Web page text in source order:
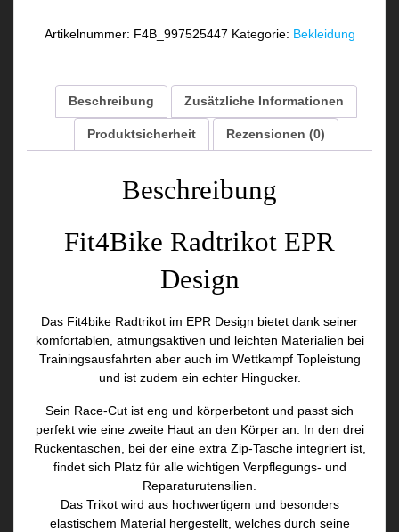
Artikelnummer: F4B_997525447 Kategorie: Bekleidung
Beschreibung Zusätzliche Informationen
Produktsicherheit Rezensionen (0)
Beschreibung
Fit4Bike Radtrikot EPR
Design
Das Fit4bike Radtrikot im EPR Design bietet dank seiner
komfortablen, atmungsaktiven und leichten Materialien bei
Trainingsausfahrten aber auch im Wettkampf Topleistung
und ist zudem ein echter Hingucker.
Sein Race-Cut ist eng und körperbetont und passt sich
perfekt wie eine zweite Haut an den Körper an. In den drei
Rückentaschen, bei der eine extra Zip-Tasche integriert ist,
findet sich Platz für alle wichtigen Verpflegungs- und
Reparaturutensilien.
Das Trikot wird aus hochwertigem und besonders
elastischem Material hergestellt, welches durch seine